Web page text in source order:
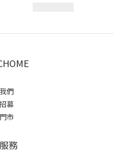
們
募
市
務